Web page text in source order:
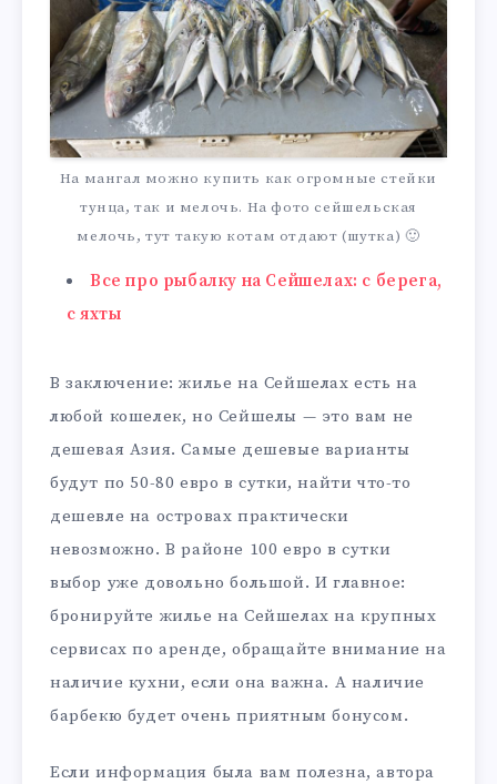
На мангал можно купить как огромные стейки
тунца, так и мелочь. На фото сейшельская
мелочь, тут такую котам отдают (шутка) 🙂
Все про рыбалку на Сейшелах: с берега,
с яхты
В заключение: жилье на Сейшелах есть на
любой кошелек, но Сейшелы — это вам не
дешевая Азия. Самые дешевые варианты
будут по 50-80 евро в сутки, найти что-то
дешевле на островах практически
невозможно. В районе 100 евро в сутки
выбор уже довольно большой. И главное:
бронируйте жилье на Сейшелах на крупных
сервисах по аренде, обращайте внимание на
наличие кухни, если она важна. А наличие
барбекю будет очень приятным бонусом.
Если информация была вам полезна, автора